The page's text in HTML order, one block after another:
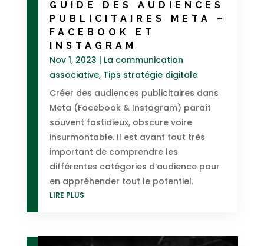
GUIDE DES AUDIENCES
PUBLICITAIRES META –
FACEBOOK ET
INSTAGRAM
Nov 1, 2023 | La communication
associative, Tips stratégie digitale
Créer des audiences publicitaires dans
Meta (Facebook & Instagram) paraît
souvent fastidieux, obscure voire
insurmontable. Il est avant tout très
important de comprendre les
différentes catégories d’audience pour
en appréhender tout le potentiel.
LIRE PLUS